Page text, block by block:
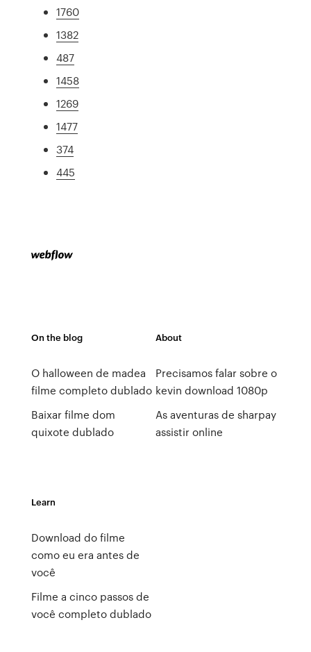
1760
1382
487
1458
1269
1477
374
445
On the blog
O halloween de madea
filme completo dublado
Baixar filme dom
quixote dublado
About
Precisamos falar sobre o
kevin download 1080p
As aventuras de sharpay
assistir online
Learn
Download do filme
como eu era antes de
você
Filme a cinco passos de
você completo dublado